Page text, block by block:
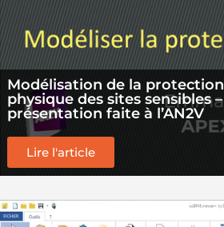
Modélisation de la protection
physique des sites sensibles –
présentation faite à l’AN2V
Lire l'article